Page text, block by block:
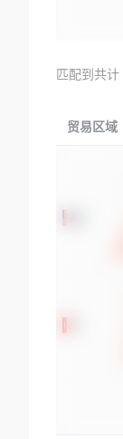
匹配到共计
贸易区域